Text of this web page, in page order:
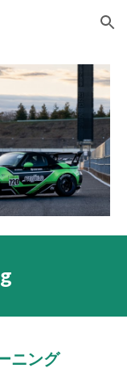
Skip to navigation
ニング